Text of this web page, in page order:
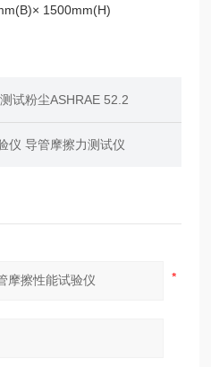
1500mm(H)
试粉尘ASHRAE 52.2
仪 导管摩擦力测试仪